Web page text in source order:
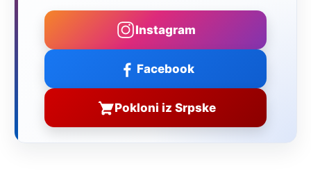
Instagram
Facebook
Pokloni iz Srpske